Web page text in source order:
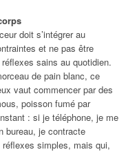
doit s’intégrer au
et ne pas être
sains au quotidien.
de pain blanc, ce
vaut commencer par des
poisson fumé par
: si je téléphone, je me
bureau, je contracte
simples, mais qui,